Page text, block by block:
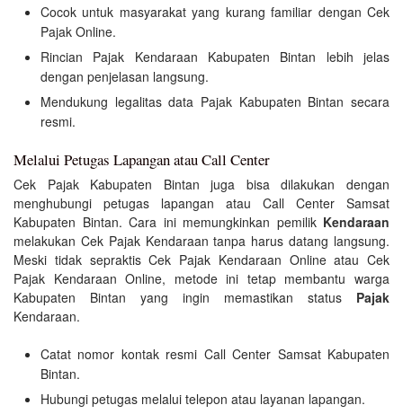
Cocok untuk masyarakat yang kurang familiar dengan Cek
Pajak Online.
Rincian Pajak Kendaraan Kabupaten Bintan lebih jelas
dengan penjelasan langsung.
Mendukung legalitas data Pajak Kabupaten Bintan secara
resmi.
Melalui Petugas Lapangan atau Call Center
Cek Pajak Kabupaten Bintan juga bisa dilakukan dengan
menghubungi petugas lapangan atau Call Center Samsat
Kabupaten Bintan. Cara ini memungkinkan pemilik Kendaraan
melakukan Cek Pajak Kendaraan tanpa harus datang langsung.
Meski tidak sepraktis Cek Pajak Kendaraan Online atau Cek
Pajak Kendaraan Online, metode ini tetap membantu warga
Kabupaten Bintan yang ingin memastikan status Pajak
Kendaraan.
Catat nomor kontak resmi Call Center Samsat Kabupaten
Bintan.
Hubungi petugas melalui telepon atau layanan lapangan.